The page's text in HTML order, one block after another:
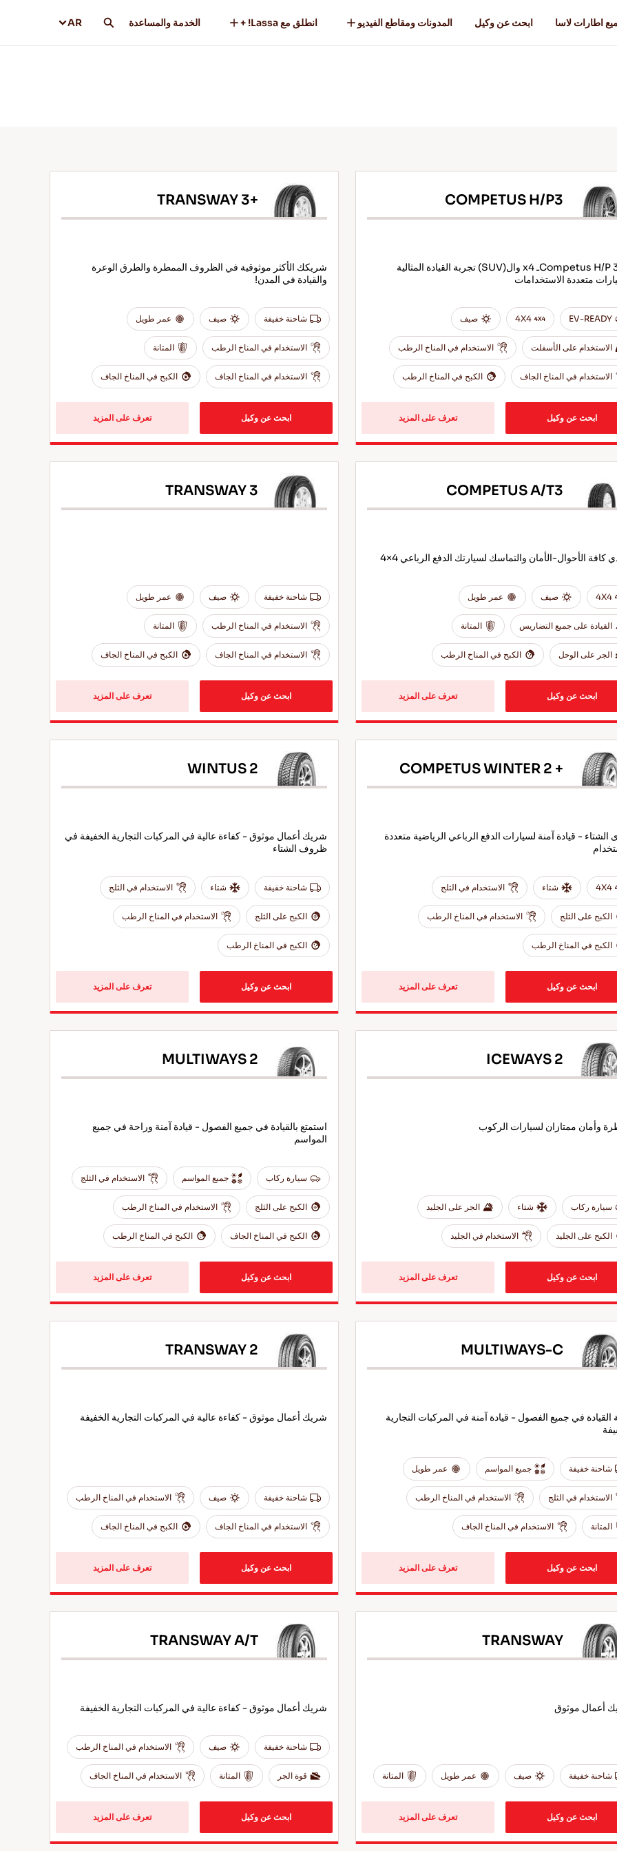
اطارات لاسا ابحث عن وكيل المدونات ومقاطع الفيديو انطلق مع Lassa! + الخدمة والمساعدة AR
COMPETUS H/P3
Competus H/P 3- 4ـ x4 وال(SUV) تجربة القيادة المثالية
متعددة الاستخدامات
EV-READY
4X4 صيف
الاستخدام على الأسفلت الاستخدام في المناخ الرطب
الاستخدام في المناخ الجاف الكبح في المناخ الرطب
ابحث عن وكيل تعرف على المزيد
TRANSWAY 3+
شريكك الأكثر موثوقية في الظروف الممطرة والطرق الوعرة
والقيادة في المدن!
شاحنة خفيفة صيف عمر طويل
الاستخدام في المناخ الرطب المتانة
الاستخدام في المناخ الجاف الكبح في المناخ الجاف
ابحث عن وكيل تعرف على المزيد
COMPETUS A/T3
كافة الأحوال-الأمان والتماسك لسيارتك الدفع الرباعي 4×4
4X4 صيف عمر طويل
القيادة على جميع التضاريس المتانة
الجر على الوحل الكبح في المناخ الرطب
ابحث عن وكيل تعرف على المزيد
TRANSWAY 3
شاحنة خفيفة صيف عمر طويل
الاستخدام في المناخ الرطب المتانة
الاستخدام في المناخ الجاف الكبح في المناخ الجاف
ابحث عن وكيل تعرف على المزيد
COMPETUS WINTER 2 +
الشتاء - قيادة آمنة لسيارات الدفع الرباعي الرياضية متعددة
4X4 شتاء الاستخدام في الثلج
الكبح على الثلج الاستخدام في المناخ الرطب
الكبح في المناخ الرطب
ابحث عن وكيل تعرف على المزيد
WINTUS 2
شريك أعمال موثوق - كفاءة عالية في المركبات التجارية الخفيفة في
ظروف الشتاء
شاحنة خفيفة شتاء الاستخدام في الثلج
الكبح على الثلج الاستخدام في المناخ الرطب
الكبح في المناخ الرطب
ابحث عن وكيل تعرف على المزيد
ICEWAYS 2
وأمان ممتازان لسيارات الركوب
سيارة ركاب شتاء الجر على الجليد
الكبح على الجليد الاستخدام في الجليد
ابحث عن وكيل تعرف على المزيد
MULTIWAYS 2
استمتع بالقيادة في جميع الفصول - قيادة آمنة وراحة في جميع
المواسم
سيارة ركاب جميع المواسم الاستخدام في الثلج
الكبح على الثلج الاستخدام في المناخ الرطب
الكبح في المناخ الجاف الكبح في المناخ الرطب
ابحث عن وكيل تعرف على المزيد
MULTIWAYS-C
القيادة في جميع الفصول - قيادة آمنة في المركبات التجارية
شاحنة خفيفة جميع المواسم عمر طويل
الاستخدام في الثلج الاستخدام في المناخ الرطب
المتانة الاستخدام في المناخ الجاف
ابحث عن وكيل تعرف على المزيد
TRANSWAY 2
شريك أعمال موثوق - كفاءة عالية في المركبات التجارية الخفيفة
شاحنة خفيفة صيف الاستخدام في المناخ الرطب
الاستخدام في المناخ الجاف الكبح في المناخ الجاف
ابحث عن وكيل تعرف على المزيد
TRANSWAY
أعمال موثوق
شاحنة خفيفة صيف عمر طويل المتانة
ابحث عن وكيل تعرف على المزيد
TRANSWAY A/T
شريك أعمال موثوق - كفاءة عالية في المركبات التجارية الخفيفة
شاحنة خفيفة صيف الاستخدام في المناخ الرطب
قوة الجر المتانة الاستخدام في المناخ الجاف
ابحث عن وكيل تعرف على المزيد